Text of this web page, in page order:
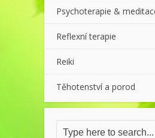
Psychoterapie &
Reflexní terapie
Reiki
Těhotenství a porod